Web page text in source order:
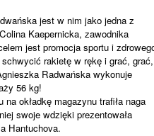
jest w nim jako jedna z
Kaepernicka, zawodnika
jest promocja sportu i
rakietę w rękę i grać, grać,
Radwańska wykonuje
56 kg!
okładkę magazynu trafiła naga
swoje wdzięki prezentowała
Hantuchova.